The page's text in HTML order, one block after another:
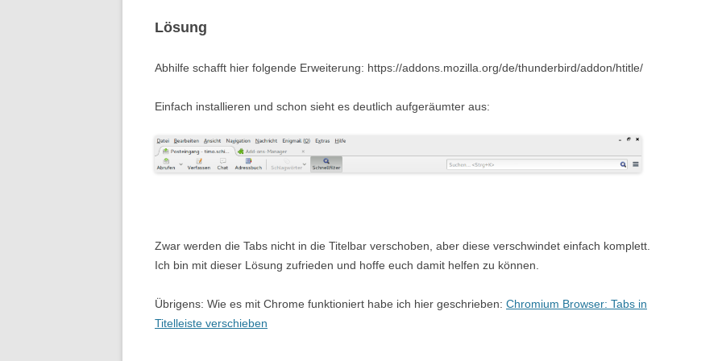
Lösung
Abhilfe schafft hier folgende Erweiterung: https://addons.mozilla.org/de/thunderbird/addon/htitle/
Einfach installieren und schon sieht es deutlich aufgeräumter aus:
Zwar werden die Tabs nicht in die Titelbar verschoben, aber diese verschwindet einfach komplett.
Ich bin mit dieser Lösung zufrieden und hoffe euch damit helfen zu können.
Übrigens: Wie es mit Chrome funktioniert habe ich hier geschrieben: Chromium Browser: Tabs in
Titelleiste verschieben